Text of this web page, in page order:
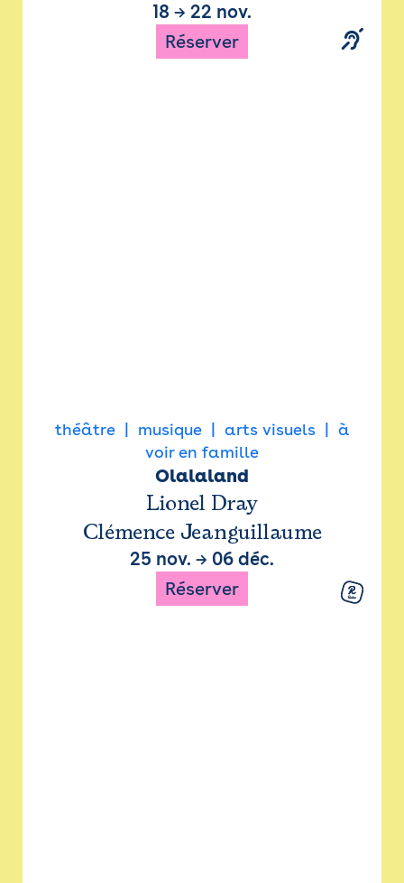
18 → 22 nov.
Réserver
théâtre musique arts visuels
à
voir en famille
Olalaland
Lionel Dray
Clémence Jeanguillaume
25 nov. → 06 déc.
Réserver